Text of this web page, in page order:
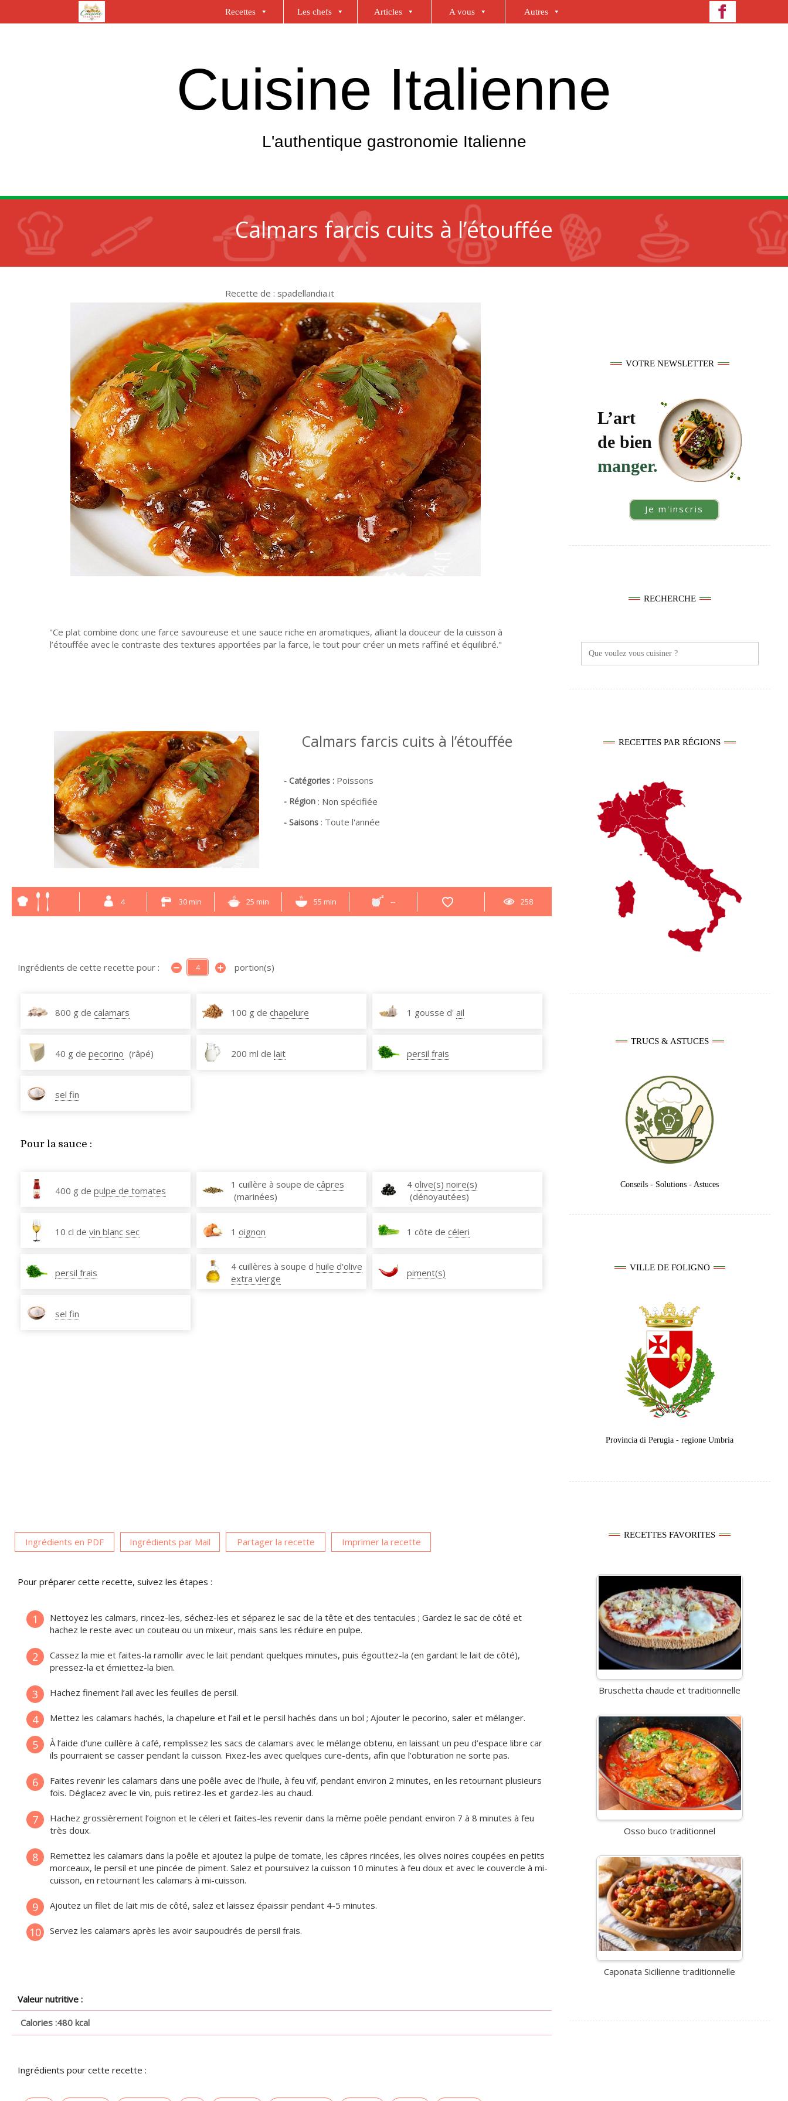
Recettes Les chefs Articles A vous Autres
Cuisine Italienne
L'authentique gastronomie Italienne
Calmars farcis cuits à l’étouffée
VOTRE NEWSLETTER
L’art
de bien
manger.
Je m'inscris
RECHERCHE
Search
for:
RECETTES PAR RÉGIONS
TRUCS & ASTUCES
Conseils - Solutions - Astuces
VILLE DE FOLIGNO
Provincia di Perugia - regione Umbria
RECETTES FAVORITES
Bruschetta chaude et traditionnelle
Osso buco traditionnel
Caponata Sicilienne traditionnelle
Recette de : spadellandia.it
Ce plat combine donc une farce savoureuse et une sauce riche en aromatiques, alliant la douceur de la cuisson à
l’étouffée avec le contraste des textures apportées par la farce, le tout pour créer un mets raffiné et équilibré.
Calmars farcis cuits à l’étouffée
- Catégories : Poissons
- Région : Non spécifiée
- Saisons : Toute l'année
4 30 min 25 min 55 min -- 258
Ingrédients de cette recette pour : portion(s)
800 g de calamars 100 g de chapelure 1 gousse d' ail
40 g de pecorino (râpé) 200 ml de lait persil frais
sel fin
Pour la sauce :
400 g de pulpe de tomates
1 cuillère à soupe de câpres
(marinées)
4 olive(s) noire(s)
(dénoyautées)
10 cl de vin blanc sec 1 oignon 1 côte de céleri
persil frais
4 cuillères à soupe d huile d'olive
extra vierge
piment(s)
sel fin
Ingrédients en PDF Ingrédients par Mail Partager la recette Imprimer la recette
Pour préparer cette recette, suivez les étapes :
1
Nettoyez les calmars, rincez-les, séchez-les et séparez le sac de la tête et des tentacules ; Gardez le sac de côté et
hachez le reste avec un couteau ou un mixeur, mais sans les réduire en pulpe.
2
Cassez la mie et faites-la ramollir avec le lait pendant quelques minutes, puis égouttez-la (en gardant le lait de côté),
pressez-la et émiettez-la bien.
3 Hachez finement l’ail avec les feuilles de persil.
4 Mettez les calamars hachés, la chapelure et l’ail et le persil hachés dans un bol ; Ajouter le pecorino, saler et mélanger.
5
À l’aide d’une cuillère à café, remplissez les sacs de calamars avec le mélange obtenu, en laissant un peu d’espace libre car
ils pourraient se casser pendant la cuisson. Fixez-les avec quelques cure-dents, afin que l’obturation ne sorte pas.
6
Faites revenir les calamars dans une poêle avec de l’huile, à feu vif, pendant environ 2 minutes, en les retournant plusieurs
fois. Déglacez avec le vin, puis retirez-les et gardez-les au chaud.
7
Hachez grossièrement l’oignon et le céleri et faites-les revenir dans la même poêle pendant environ 7 à 8 minutes à feu
très doux.
8
Remettez les calamars dans la poêle et ajoutez la pulpe de tomate, les câpres rincées, les olives noires coupées en petits
morceaux, le persil et une pincée de piment. Salez et poursuivez la cuisson 10 minutes à feu doux et avec le couvercle à mi-
cuisson, en retournant les calamars à mi-cuisson.
9 Ajoutez un filet de lait mis de côté, salez et laissez épaissir pendant 4-5 minutes.
10 Servez les calamars après les avoir saupoudrés de persil frais.
Valeur nutritive :
Calories :480 kcal
Ingrédients pour cette recette :